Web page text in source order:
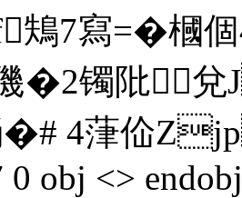
鴩7寫=
�2镯阰兌
�# 4葏佡
0 obj <>